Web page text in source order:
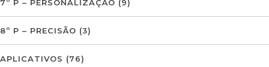
7º P – PERSONALIZAÇÃO (9)
8º P – PRECISÃO (3)
APLICATIVOS (76)